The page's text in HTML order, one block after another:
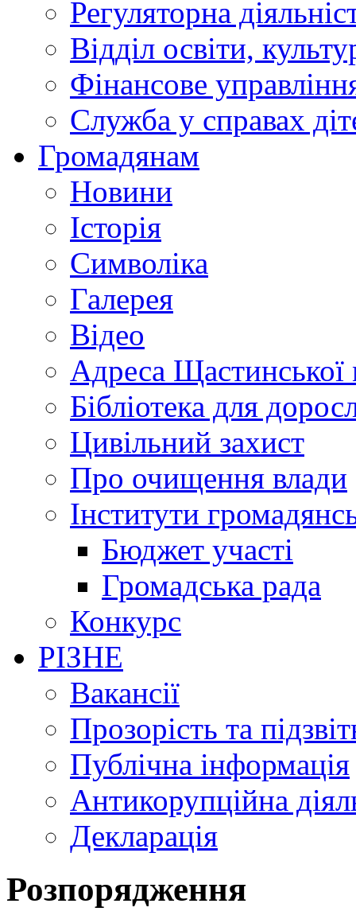
Регуляторна
Відділ освіти,
Фінансове
Служба у справах
Громадянам
Новини
Історія
Символіка
Галерея
Відео
Адреса Щастинської
Бібліотека для
Цивільний захист
Про очищення влади
Інститути
Бюджет участі
Громадська рада
Конкурс
РІЗНЕ
Вакансії
Прозорість та
Публічна інформація
Антикорупційна
Декларація
Розпорядження